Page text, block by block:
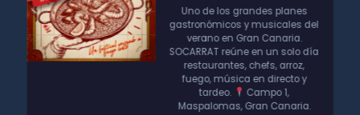
Uno de los grandes planes
gastronómicos y musicales del
verano en Gran Canaria.
SOCARRAT reúne en un solo día
restaurantes, chefs, arroz,
fuego, música en directo y
tardeo.
Campo 1,
Maspalomas, Gran Canaria.